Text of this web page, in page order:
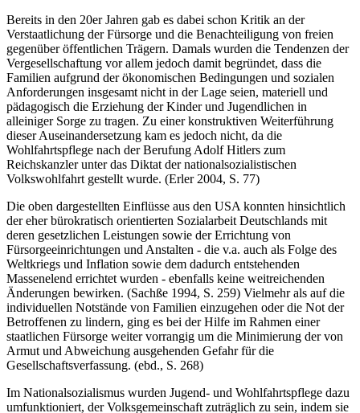
(Peukert/Münchmeier 1990, S. 9-12)
Bereits in den 20er Jahren gab es dabei schon Kritik an der
Verstaatli­chung der Fürsorge und die Benachteiligung von freien
gegenüber öffent­lichen Trägern. Damals wurden die Tendenzen der
Vergesellschaftung vor allem jedoch damit begründet, dass die
Familien aufgrund der ökonomischen Bedingungen und sozialen
Anforderungen insgesamt nicht in der Lage seien, materiell und
pädagogisch die Erziehung der Kinder und Jugendlichen in
alleiniger Sorge zu tragen. Zu einer konstruktiven Weiterführung
dieser Auseinandersetzung kam es jedoch nicht, da die
Wohlfahrtspflege nach der Berufung Adolf Hitlers zum
Volkswohlfahrt gestellt wurde. (Erler 2004, S. 77)
Die oben dargestellten Einflüsse aus den USA konnten hinsichtlich
der eher bürokratisch orientierten Sozialarbeit Deutschlands mit
deren gesetzlichen Leistungen sowie der Errichtung von
Fürsorgeeinrichtungen und Anstalten - die v.a. auch als Folge des
Weltkriegs und Inflation sowie dem dadurch entstehenden
Massenelend errichtet wurden - ebenfalls keine weitreichenden
Änderungen bewirken. (Sachße 1994, S. 259) Vielmehr als auf die
individuellen Notstände von Familien einzugehen oder die Not der
Betroffenen zu lindern, ging es bei der Hilfe im Rahmen einer
staatlichen Fürsorge weiter vorrangig um die Minimierung der von
Gesellschaftsverfas­sung. (ebd., S. 268)